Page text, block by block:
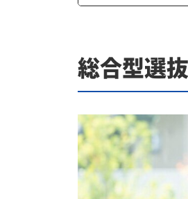
よくある質問
総合型選